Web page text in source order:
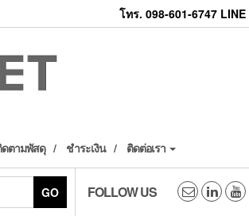
โทร. 098-601-6747
ตามพัสดุ ชำระเงิน ติดต่อเรา
GO FOLLOW US